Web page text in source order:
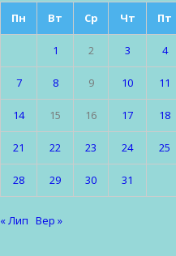
Пн Вт Ср Чт Пт
1 2 3 4
7 8 9 10 11
14 15 16 17 18
21 22 23 24 25
28 29 30 31
« Лип Вер »